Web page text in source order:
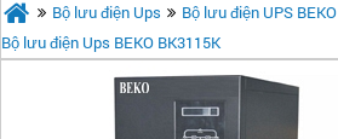
Bộ lưu điện Ups Bộ lưu điện UPS BEKO
Bộ lưu điện Ups BEKO BK3115K